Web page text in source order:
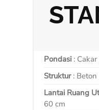
Pondasi :
Struktur: Beton
Lantai Ruang
60 cm